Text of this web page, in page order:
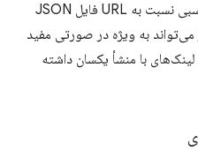
کنید. در غیر این صورت، URLهای نسبی نسبت به URL فایل JSON
می‌تواند به ویژه در صورتی مفید
با منشأ یکسان داشته